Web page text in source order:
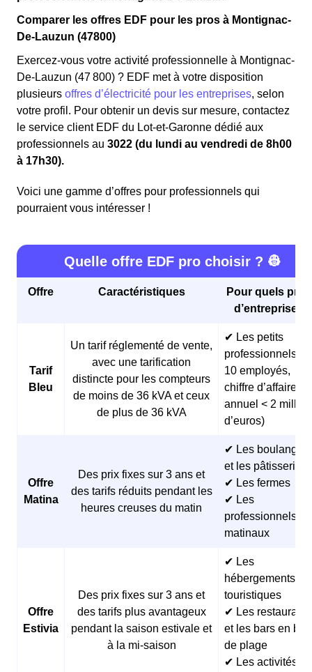
Comparer les offres EDF pour les pros à Montignac-
De-Lauzun (47800)
Exercez-vous votre activité professionnelle à Montignac-
De-Lauzun (47 800) ? EDF met à votre disposition
plusieurs offres d’électricité pour les entreprises, selon
votre profil. Pour obtenir un devis sur mesure, contactez
le service client EDF du Lot-et-Garonne dédié aux
professionnels au 3022 (du lundi au vendredi de 8h00
à 17h30).
Voici une gamme d’offres pour professionnels qui
pourraient vous intéresser !
Quelle offre EDF pro choisir ? 👷
Offre Caractéristiques
Pour quels
d’entreprises
Tarif
Bleu
Un tarif réglementé de vente,
avec une tarification
distincte pour les compteurs
de moins de 36 kVA et ceux
de plus de 36 kVA
✔ Les petits
professionnels (<
10 employés,
chiffre d’affaires
annuel < 2
d’euros)
Offre
Matina
Des prix fixes sur 3 ans et
des tarifs réduits pendant les
heures creuses du matin
✔ Les
et les pâtisseries
✔ Les fermes
✔ Les
professionnels
matinaux
Offre
Estivia
Des prix fixes sur 3 ans et
des tarifs plus avantageux
pendant la saison estivale et
à la mi-saison
✔ Les
hébergements
touristiques
✔ Les restaurants
et les bars en
de plage
✔ Les activités